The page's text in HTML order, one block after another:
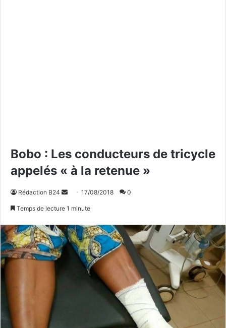
Bobo : Les conducteurs de tricycle
appelés « à la retenue »
Rédaction B24
o
y
17/08/2018 0
Temps de lecture 1 minute